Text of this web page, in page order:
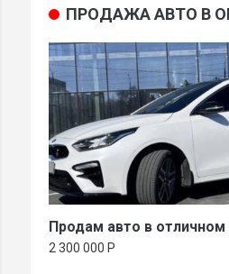
ПРОДАЖА АВТО В
Продам авто в отличном
2 300 000 P